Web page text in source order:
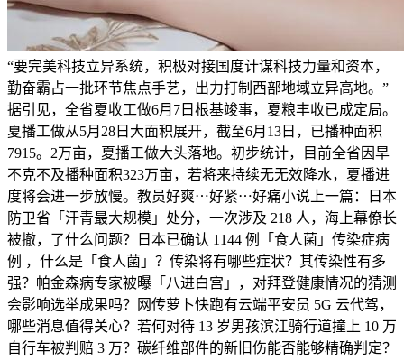
“要完美科技立异系统，积极对接国度计谋科技力量和资本，
勤奋霸占一批环节焦点手艺，出力打制西部地域立异高地。”
据引见，全省夏收工做6月7日根基竣事，夏粮丰收已成定局。
夏播工做从5月28日大面积展开，截至6月13日，已播种面积
7915。2万亩，夏播工做大头落地。初步统计，目前全省因旱
不克不及播种面积323万亩，若将来持续无无效降水，夏播进
度将会进一步放慢。教员好爽⋯好紧⋯好痛小说上一篇：日本
防卫省「汗青最大规模」处分，一次涉及 218 人，海上幕僚长
被撤，了什么问题？日本已确认 1144 例「食人菌」传染症病
例 ，什么是「食人菌」？传染将有哪些症状？其传染性有多
强？帕金森病专家被曝「八进白宫」，对拜登健康情况的猜测
会影响选举成果吗？网传萝卜快跑有云端平安员 5G 云代驾，
哪些消息值得关心？若何对待 13 岁男孩滨江骑行道撞上 10 万
自行车被判赔 3 万？碳纤维部件的新旧伤能否能够精确判定？